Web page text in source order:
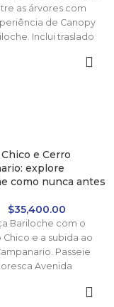
as árvores com
de Canopy
Inclui traslado
4x4 e um passeio
e Cerro
explore
como nunca antes
$35,400.00
Bariloche com o
Chico e a subida ao
Passeie
Avenida
Llao Llao e suba o